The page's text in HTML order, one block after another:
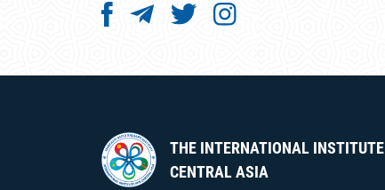
THE INTERNATIONAL
CENTRAL ASIA